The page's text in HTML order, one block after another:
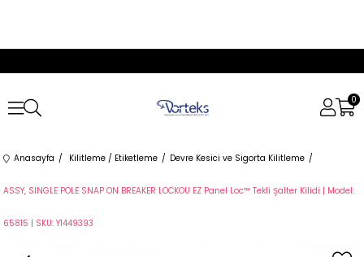
0
Anasayfa Kilitleme / Etiketleme Devre Kesici ve Sigorta Kilitleme
ASSY, SINGLE POLE SNAP ON BREAKER LOCKOU EZ Panel Loc™ Tekli Şalter Kilidi | Model:
65815 | SKU: Y1449393